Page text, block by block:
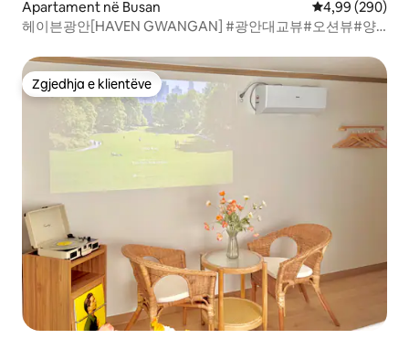
Apartament në Busan Vlerësimi
4,99 (290)
헤이븐광안[HAVEN GWANGAN] #광안대교뷰#오션뷰#양
Zgjedhja e klientëve
Zgjedhja e klientëve